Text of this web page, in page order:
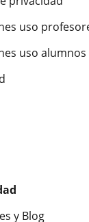
uso
uso alumnos
y Blog